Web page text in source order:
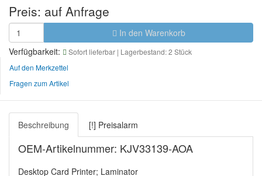
Preis: auf Anfrage
In den Warenkorb
Verfügbarkeit:
Sofort lieferbar | Lagerbestand: 2 Stück
Auf den Merkzettel
Fragen zum Artikel
Beschreibung [!] Preisalarm
OEM-Artikelnummer: KJV33139-AOA
Desktop Card Printer; Laminator